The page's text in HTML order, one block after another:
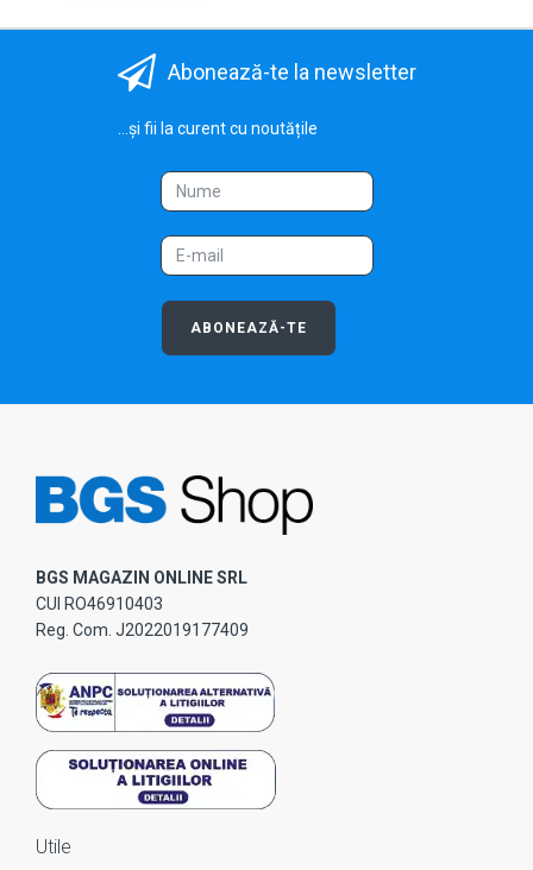
Abonează-te la newsletter
...și fii la curent cu noutățile
ABONEAZĂ-TE
BGS MAGAZIN ONLINE SRL
CUI RO46910403
Reg. Com. J2022019177409
Utile